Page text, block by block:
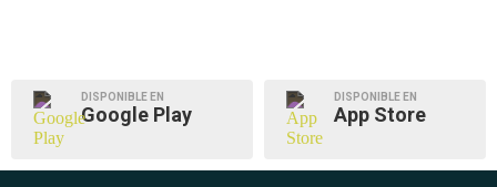
DISPONIBLE EN
Google Play
DISPONIBLE EN
App Store